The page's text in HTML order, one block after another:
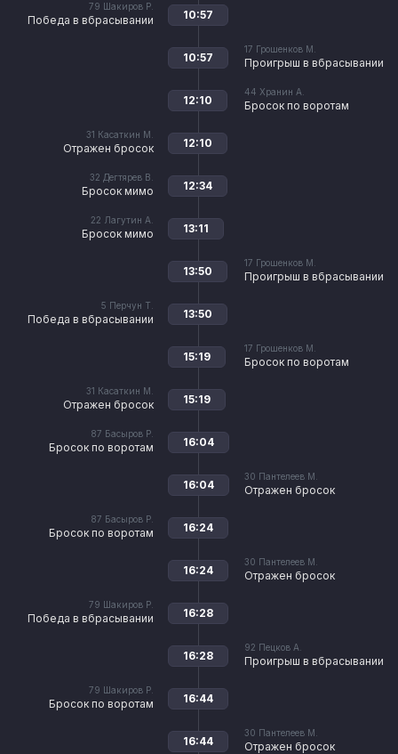
79 Шакиров Р.
Победа в вбрасывании 10:57
17 Грошенков М.
Проигрыш в вбрасывании
10:57
44 Хранин А.
Бросок по воротам
12:10
31 Касаткин М.
Отражен бросок 12:10
32 Дегтярев В.
Бросок мимо 12:34
22 Лагутин А.
Бросок мимо 13:11
17 Грошенков М.
Проигрыш в вбрасывании
13:50
5 Перчун Т.
Победа в вбрасывании 13:50
17 Грошенков М.
Бросок по воротам
15:19
31 Касаткин М.
Отражен бросок 15:19
87 Басыров Р.
Бросок по воротам 16:04
30 Пантелеев М.
Отражен бросок
16:04
87 Басыров Р.
Бросок по воротам 16:24
30 Пантелеев М.
Отражен бросок
16:24
79 Шакиров Р.
Победа в вбрасывании 16:28
92 Пецков А.
Проигрыш в вбрасывании
16:28
79 Шакиров Р.
Бросок по воротам 16:44
30 Пантелеев М.
Отражен бросок
16:44